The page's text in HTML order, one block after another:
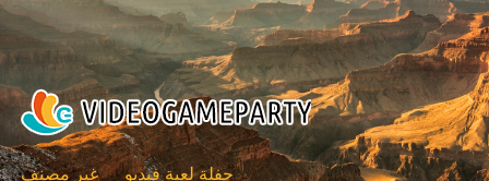
Skip
to
content
حفلة لعبة فيديو غير مصنف